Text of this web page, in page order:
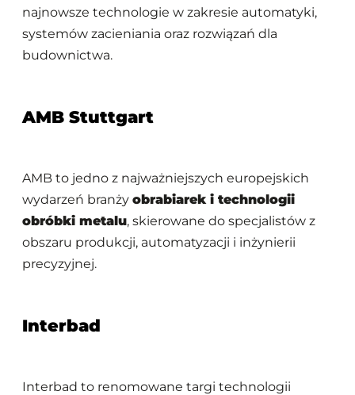
najnowsze technologie w zakresie automatyki,
systemów zacieniania oraz rozwiązań dla
budownictwa.
AMB Stuttgart
AMB to jedno z najważniejszych europejskich
wydarzeń branży obrabiarek i technologii
obróbki metalu, skierowane do specjalistów z
obszaru produkcji, automatyzacji i inżynierii
precyzyjnej.
Interbad
Interbad to renomowane targi technologii